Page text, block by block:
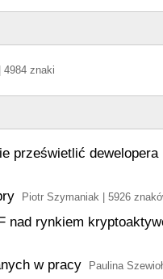
4984 znaki
prześwietlić dewelopera
Piotr Szymaniak | 5926
nad rynkiem
w pracy Paulina